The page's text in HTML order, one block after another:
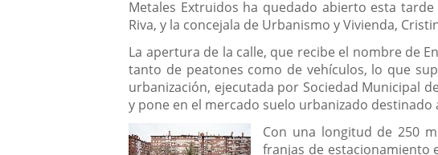
Metales Extruidos ha quedado abierto esta
Riva, y la concejala de Urbanismo y Vivienda,
La apertura de la calle, que recibe el nombre de
tanto de peatones como de vehículos, lo que
urbanización, ejecutada por Sociedad Municipal
y pone en el mercado suelo urbanizado
Con una longitud de 250
franjas de estacionamiento